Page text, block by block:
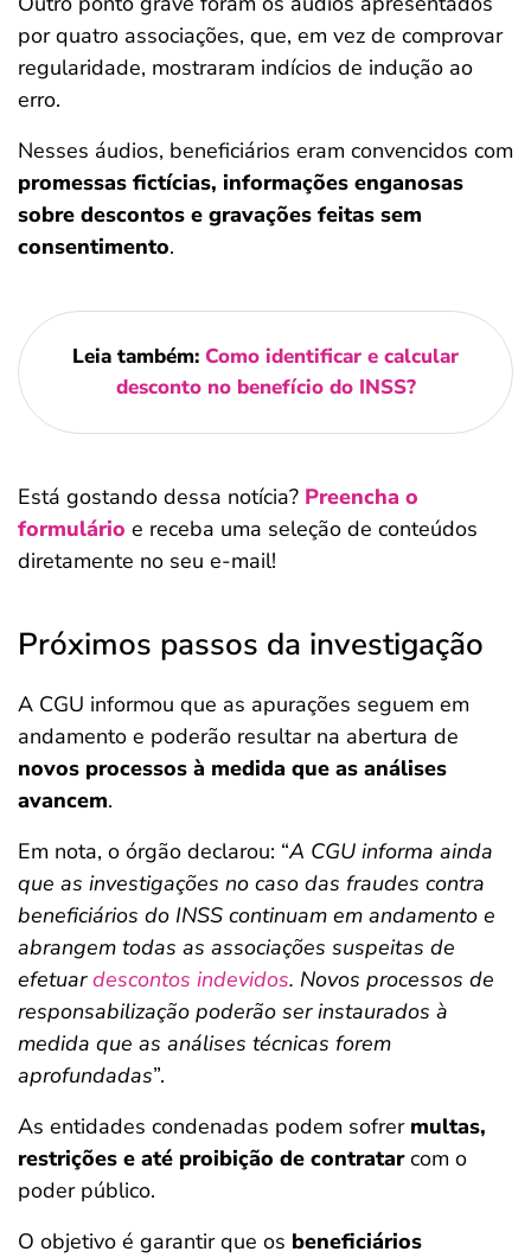
por quatro associações, que, em vez de comprovar
regularidade, mostraram indícios de indução ao
erro.
Nesses áudios, beneficiários eram convencidos com
promessas fictícias, informações enganosas
sobre descontos e gravações feitas sem
consentimento.
Leia também: Como identificar e calcular
desconto no benefício do INSS?
Está gostando dessa notícia? Preencha o
formulário e receba uma seleção de conteúdos
diretamente no seu e-mail!
Próximos passos da investigação
A CGU informou que as apurações seguem em
andamento e poderão resultar na abertura de
novos processos à medida que as análises
avancem.
Em nota, o órgão declarou: “A CGU informa ainda
que as investigações no caso das fraudes contra
beneficiários do INSS continuam em andamento e
abrangem todas as associações suspeitas de
efetuardescontos indevidos. Novos processos de
responsabilização poderão ser instaurados à
medida que as análises técnicas forem
aprofundadas”.
As entidades condenadas podem sofrer multas,
restrições e até proibição de contratarcom o
poder público.
O objetivo é garantir que os beneficiários